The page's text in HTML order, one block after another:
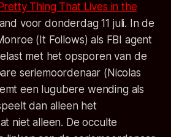
Thing That Lives in the
voor donderdag 11 juli. In de
( It Follows) als FBI agent
met het opsporen van de
seriemoordenaar (Nicolas
een lugubere wending als
dan alleen het
niet alleen. De occulte